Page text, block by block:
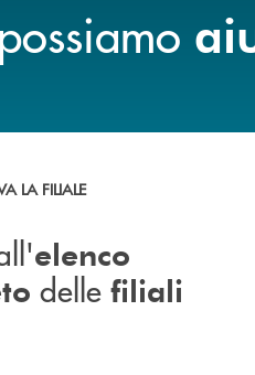
completo delle filiali
LA FILIALE
elenco
delle filiali